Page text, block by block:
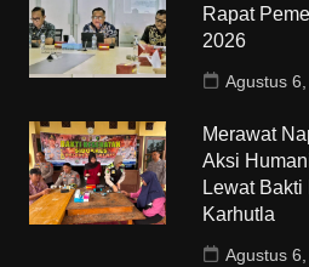
Rapat
2026
Agustus
Merawat
Aksi
Lewat
Karhutla
Agustus